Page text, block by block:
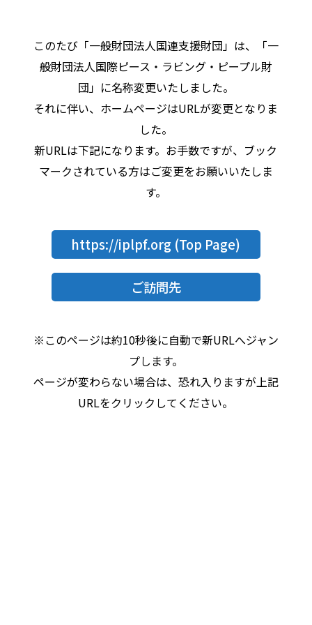
このたび「一般財団法人国連支援財団」は、「一
般財団法人国際ピース・ラビング・ピープル財
団」に名称変更いたしました。
それに伴い、ホームページはURLが変更となりま
した。
新URLは下記になります。お手数ですが、ブック
マークされている方はご変更をお願いいたしま
す。
https://iplpf.org (Top Page)
ご訪問先
※このページは約10秒後に自動で新URLへジャン
プします。
ページが変わらない場合は、恐れ入りますが上記
URLをクリックしてください。